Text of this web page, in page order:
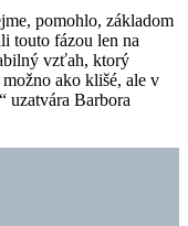
pomohlo, základom
touto fázou len na
vzťah, ktorý
ako klišé, ale v
uzatvára Barbora